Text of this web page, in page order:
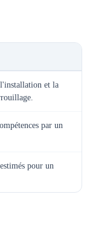
et la
par un
pour un